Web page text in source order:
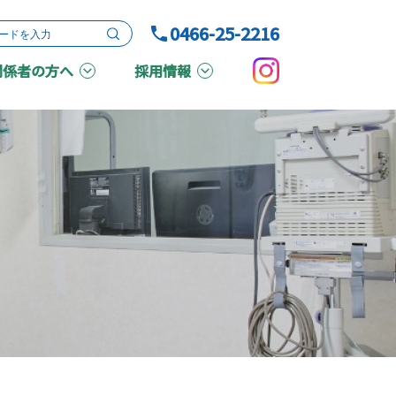
0466-25-2216
者の方へ 採用情報